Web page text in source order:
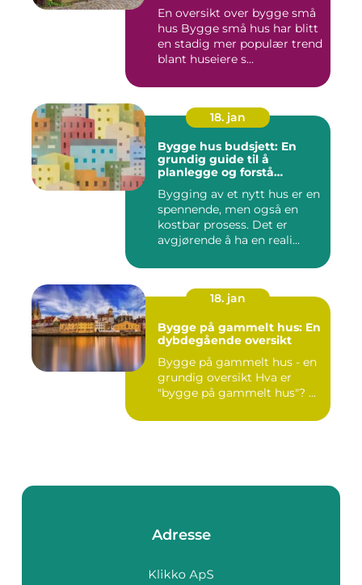
En oversikt over bygge små
hus Bygge små hus har blitt
en stadig mer populær trend
blant huseiere s...
18. jan
Bygge hus budsjett: En
grundig guide til å
planlegge og forstå
Bygging av et nytt hus er en
spennende, men også en
kostbar prosess. Det er
avgjørende å ha en reali...
18. jan
Bygge på gammelt hus: En
dybdegående oversikt
Bygge på gammelt hus - en
grundig oversikt Hva er
"bygge på gammelt hus"? ...
Adresse